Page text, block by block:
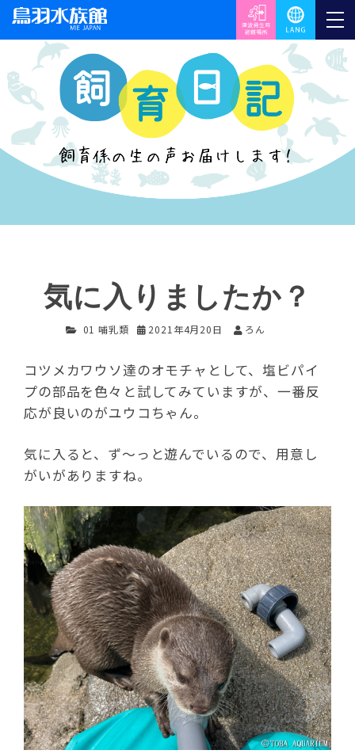
気に入りましたか？
01 哺乳類 2021年4月20日 ろん
コツメカワウソ達のオモチャとして、塩ビパイ
プの部品を色々と試してみていますが、一番反
応が良いのがユウコちゃん。
気に入ると、ず～っと遊んでいるので、用意し
がいがありますね。